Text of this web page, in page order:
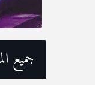
جميع